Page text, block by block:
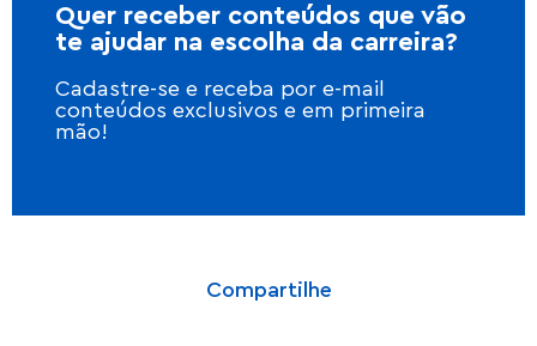
Quer receber conteúdos que vão
te ajudar na escolha da carreira?
Cadastre-se e receba por e-mail
conteúdos exclusivos e em primeira
mão!
Compartilhe